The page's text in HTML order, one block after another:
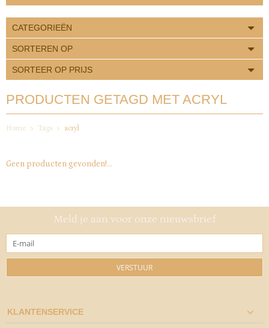
CATEGORIEËN
SORTEREN OP
SORTEER OP PRIJS
PRODUCTEN GETAGD MET ACRYL
Home Tags acryl
Geen producten gevonden!...
Meld je aan voor onze nieuwsbrief
VERSTUUR
KLANTENSERVICE